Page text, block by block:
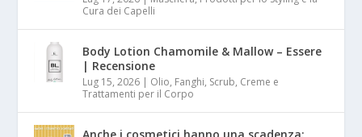
Cura dei Capelli
Body Lotion Chamomile & Mallow – Essere
| Recensione
Lug 15, 2026 | Olio, Fanghi, Scrub, Creme e
Trattamenti per il Corpo
Anche i cosmetici hanno una scadenza: